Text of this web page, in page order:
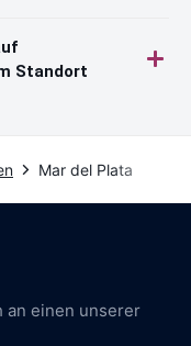
Standort
Mar del Plata
an einen unserer